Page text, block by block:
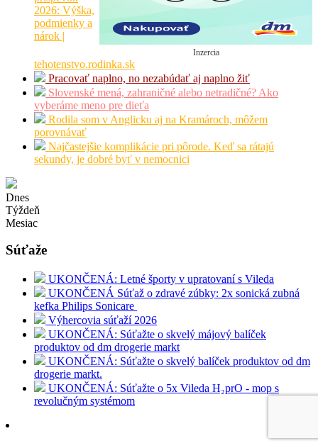
Inzercia
2026: Výška,
podmienky a
nárok |
tehotenstvo.rodinka.sk
Pracovať naplno, no nezabúdať aj naplno žiť
Slovenské mená, zahraničné alebo netradičné? Ako
vyberáme meno pre dieťa
Rodila som v Anglicku aj na Kramároch, môžem
porovnávať
Najčastejšie komplikácie pri pôrode. Keď sa rátajú
sekundy, je dobré byť v nemocnici
Dnes
Týždeň
Mesiac
Súťaže
UKONČENÁ: Letné športy v upratovaní s Vileda
UKONČENÁ Súťaž o zdravé zúbky: 2x sonická zubná
kefka Philips Sonicare
Výhercovia súťaží 2026
UKONČENÁ: Súťažte o skvelý májový balíček
produktov od dm drogerie markt
UKONČENÁ: Súťažte o skvelý balíček produktov od dm
drogerie markt.
UKONČENÁ: Súťažte o 5x Vileda H₂prO - mop s
revolučným systémom